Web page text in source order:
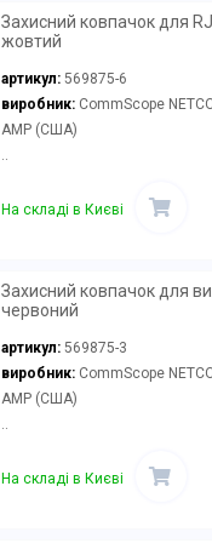
Захисний ковпачок для
жовтий
артикул: 569875-6
виробник:CommScope
AMP (США)
..
На складі в Києві
Захисний ковпачок для
червоний
артикул: 569875-3
виробник:CommScope
AMP (США)
..
На складі в Києві